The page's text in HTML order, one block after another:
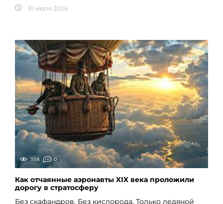
10 июля 2026
358 0
Как отчаянные аэронавты XIX века проложили
дорогу в стратосферу
Без скафандров. Без кислорода. Только ледяной